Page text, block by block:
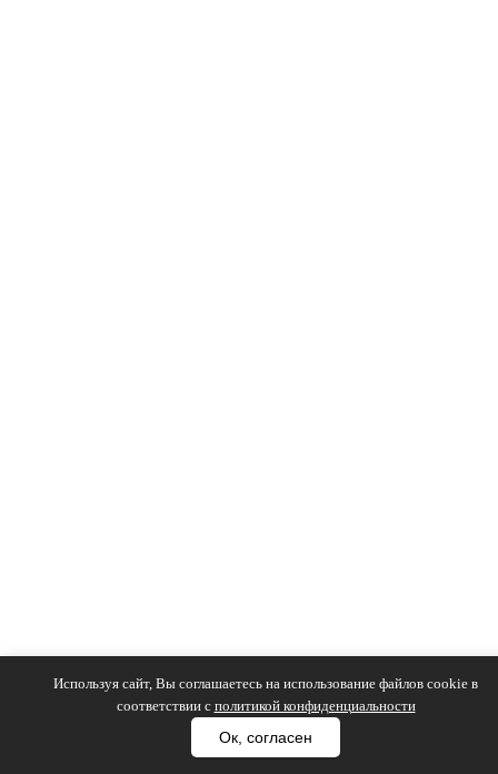
Используя сайт, Вы соглашаетесь на использование файлов cookie в
соответствии с политикой конфиденциальности
Ок, согласен